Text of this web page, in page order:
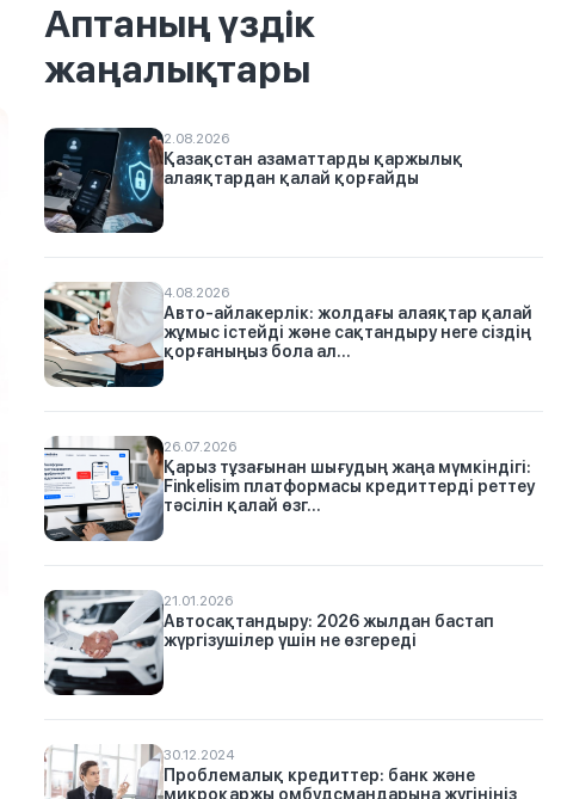
Аптаның үздік
жаңалықтары
2.08.2026
Қазақстан азаматтарды қаржылық
алаяқтардан қалай қорғайды
4.08.2026
Авто-айлакерлік: жолдағы алаяқтар қалай
жұмыс істейді және сақтандыру неге сіздің
қорғаныңыз бола ал...
26.07.2026
Қарыз тұзағынан шығудың жаңа мүмкіндігі:
Finkelisim платформасы кредиттерді реттеу
тәсілін қалай өзг...
21.01.2026
Автосақтандыру: 2026 жылдан бастап
жүргізушілер үшін не өзгереді
30.12.2024
Проблемалық кредиттер: банк және
микроқаржы омбудсмандарына жүгініңіз